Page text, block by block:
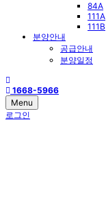
84A
111A
111B
분양안내
공급안내
분양일정
1668-5966
Menu
로그인